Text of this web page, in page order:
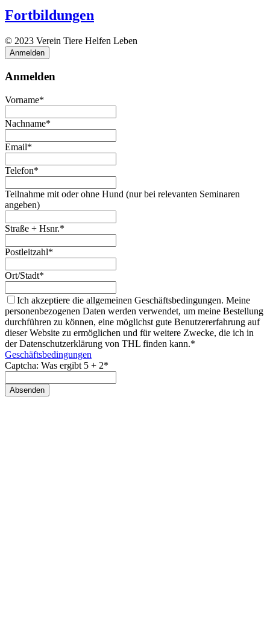
Fortbildungen
© 2023 Verein Tiere Helfen Leben
Anmelden
Anmelden
Vorname*
Nachname*
Email*
Telefon*
Teilnahme mit oder ohne Hund (nur bei relevanten Seminaren
angeben)
Straße + Hsnr.*
Postleitzahl*
Ort/Stadt*
Ich akzeptiere die allgemeinen Geschäftsbedingungen. Meine
personenbezogenen Daten werden verwendet, um meine Bestellung
durchführen zu können, eine möglichst gute Benutzererfahrung auf
dieser Website zu ermöglichen und für weitere Zwecke, die ich in
der Datenschutzerklärung von THL finden kann.*
Geschäftsbedingungen
Captcha: Was ergibt 5 + 2*